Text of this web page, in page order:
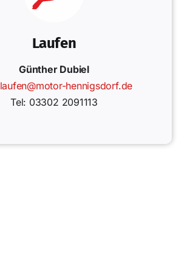
Laufen
Günther Dubiel
laufen@motor-hennigsdorf.de
Tel: 03302 2091113